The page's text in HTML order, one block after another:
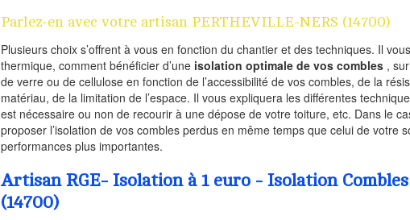
Parlez-en avec votre artisan PERTHEVILLE-NERS (14700)
Plusieurs choix s’offrent à vous en fonction du chantier et des techniques. Il
thermique, comment bénéficier d’une isolation optimale de vos combles ,
de verre ou de cellulose en fonction de l’accessibilité de vos combles, de la
matériau, de la limitation de l’espace. Il vous expliquera les différentes
est nécessaire ou non de recourir à une dépose de votre toiture, etc. Dans le
proposer l’isolation de vos combles perdus en même temps que celui de votre
performances plus importantes.
Artisan RGE- Isolation à 1 euro - Isolation
(14700)